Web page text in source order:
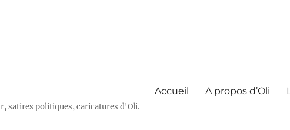
satires politiques, caricatures d'Oli.
Accueil A propos d’Oli